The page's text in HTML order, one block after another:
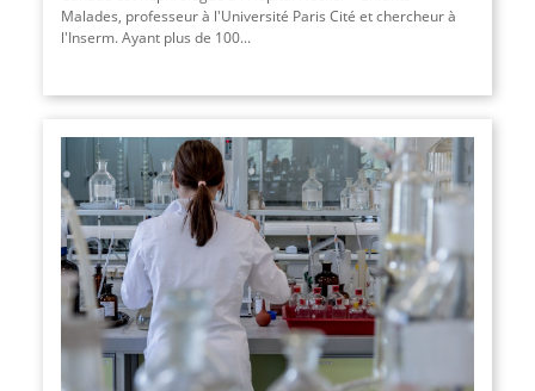
Malades, professeur à l'Université Paris Cité et chercheur à
l'Inserm. Ayant plus de 100...